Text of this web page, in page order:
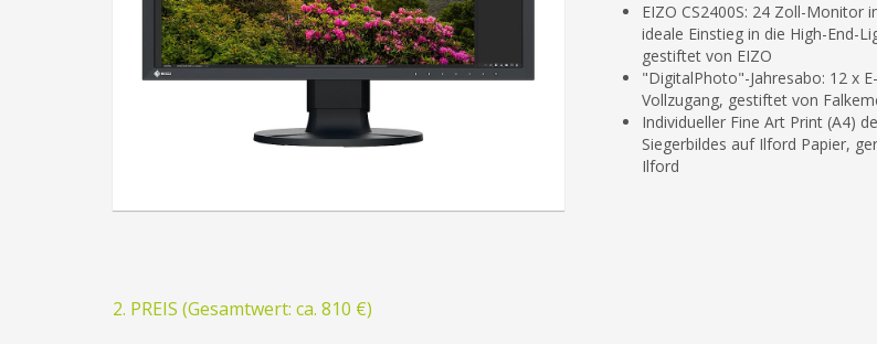
EIZO CS2400S: 24 Zoll-Monitor
ideale Einstieg in die High-End-
gestiftet von EIZO
"DigitalPhoto"-Jahresabo: 12 x
Vollzugang, gestiftet von
Individueller Fine Art Print (A4)
Siegerbildes auf Ilford Papier,
Ilford
2. PREIS (Gesamtwert: ca. 810 €)